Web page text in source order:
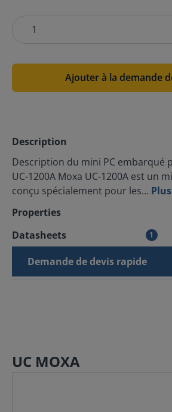
Ajouter à la demande
Description
Description du mini PC embarqué
UC-1200A Moxa UC-1200A est un
conçu spécialement pour les… Plus
Properties
Datasheets
1
Demande de devis rapide
UC MOXA